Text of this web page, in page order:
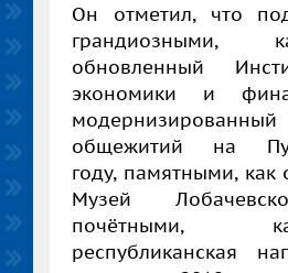
Он отметил, что
грандиозными,
обновленный
экономики и
общежитий на
году, памятными,
Музей
почётными,
республиканская